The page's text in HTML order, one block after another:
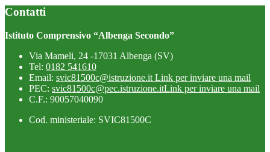
Contatti
Istituto Comprensivo “Albenga Secondo”
Via Mameli, 24 -17031 Albenga (SV)
Tel: 0182 541610
Email: svic81500c@istruzione.it Link per inviare una mail
PEC: svic81500c@pec.istruzione.itLink per inviare una mail
C.F.: 90057040090
Cod. ministeriale: SVIC81500C